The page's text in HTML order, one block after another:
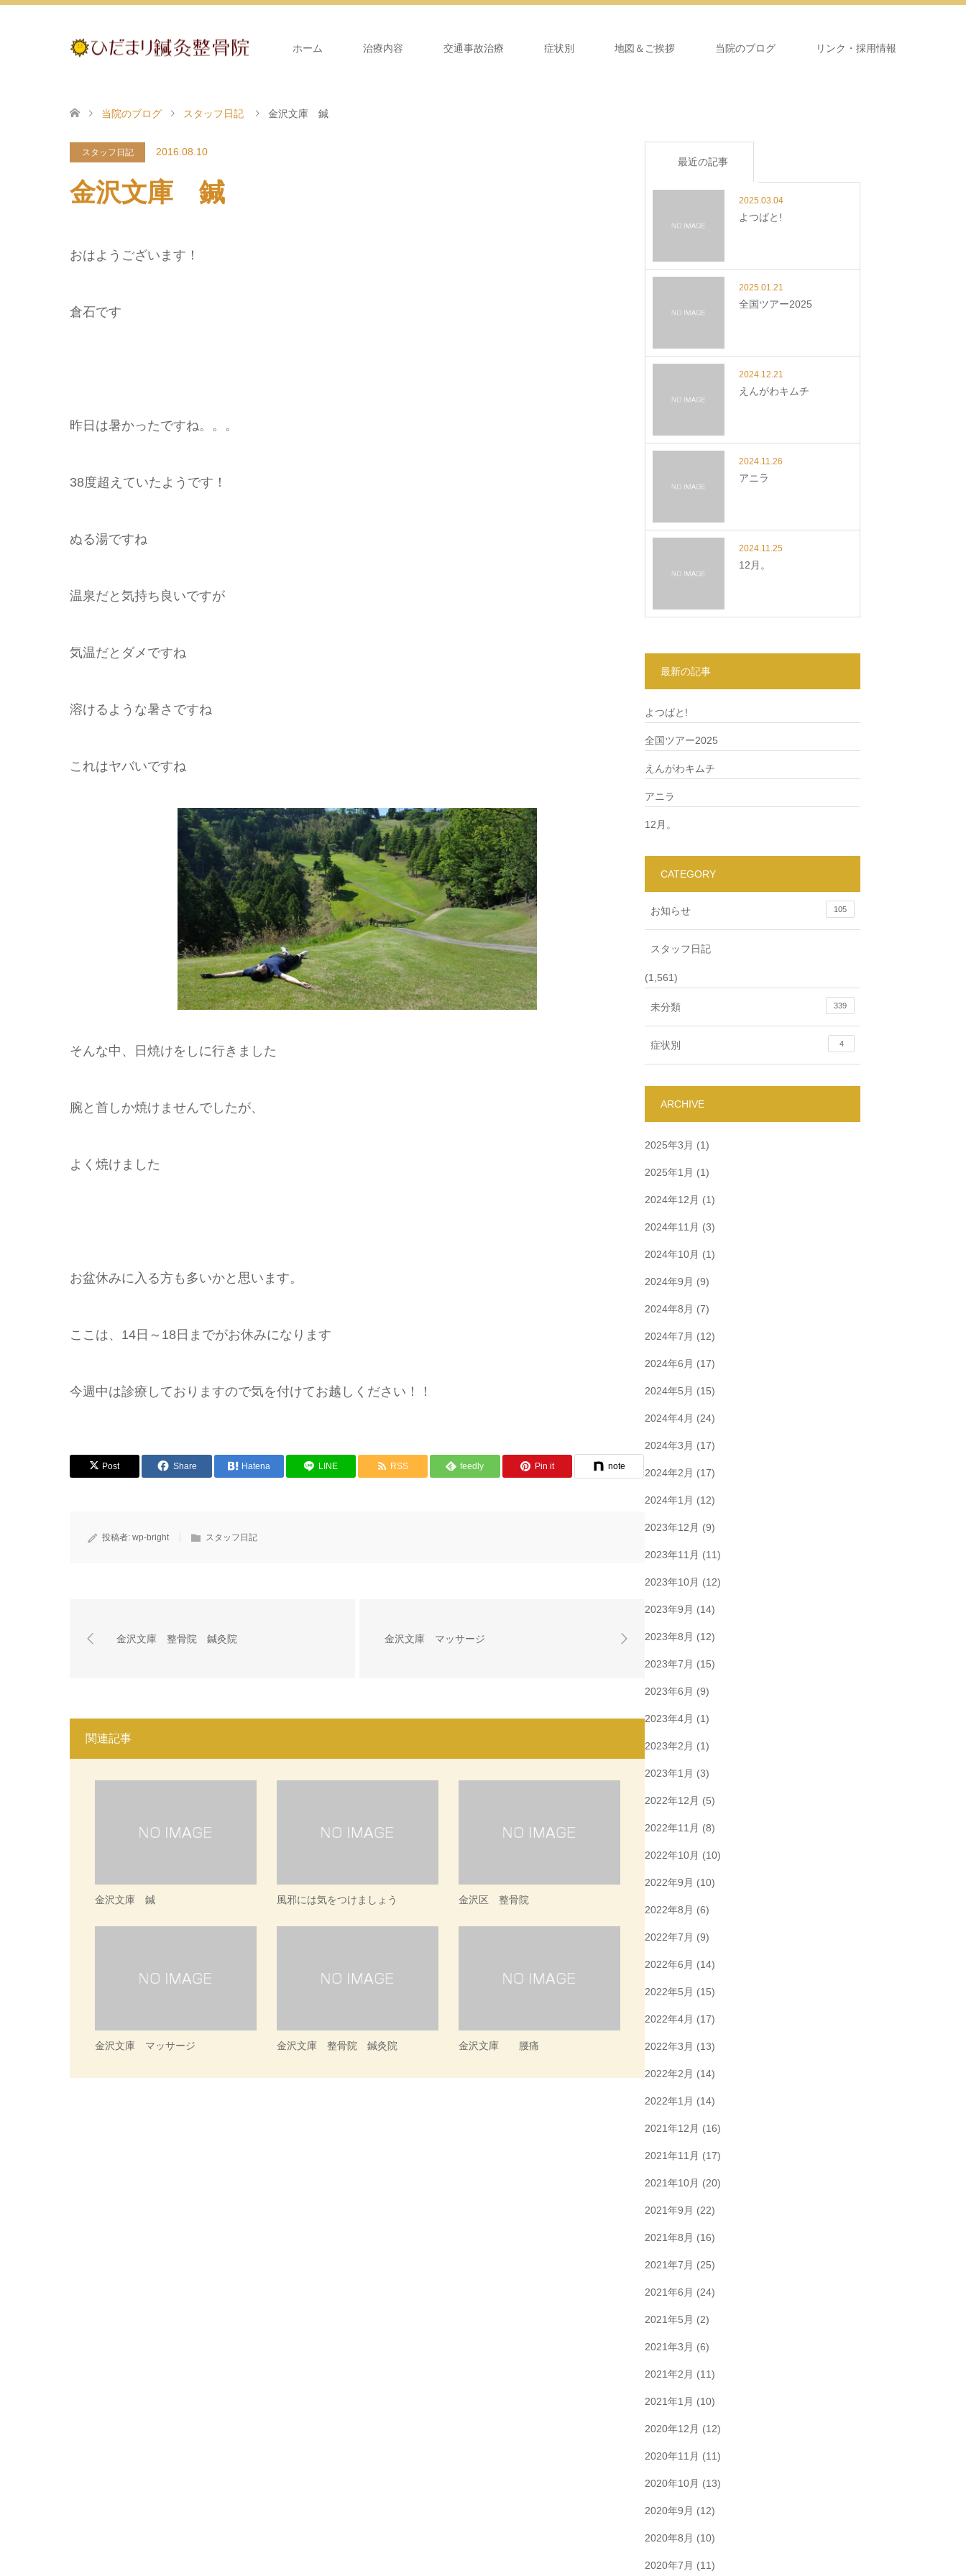
ホーム 治療内容 交通事故治療 症状別 地図＆ご挨拶 当院のブログ リンク・採用情報
当院のブログ スタッフ日記 金沢文庫 鍼
スタッフ日記 2016.08.10
金沢文庫 鍼
おはようございます！
倉石です
昨日は暑かったですね。。。
38度超えていたようです！
ぬる湯ですね
温泉だと気持ち良いですが
気温だとダメですね
溶けるような暑さですね
これはヤバいですね
そんな中、日焼けをしに行きました
腕と首しか焼けませんでしたが、
よく焼けました
お盆休みに入る方も多いかと思います。
ここは、14日～18日までがお休みになります
今週中は診療しておりますので気を付けてお越しください！！
Post Share Hatena LINE RSS feedly Pin it note
投稿者: wp-bright スタッフ日記
金沢文庫 整骨院 鍼灸院 金沢文庫 マッサージ
関連記事
金沢文庫 鍼 風邪には気をつけましょう 金沢区 整骨院
金沢文庫 マッサージ 金沢文庫 整骨院 鍼灸院 金沢文庫 腰痛
最近の記事
2025.03.04
よつばと!
2025.01.21
全国ツアー2025
2024.12.21
えんがわキムチ
2024.11.26
アニラ
2024.11.25
12月。
最新の記事
よつばと!
全国ツアー2025
えんがわキムチ
アニラ
12月。
CATEGORY
お知らせ 105
スタッフ日記
(1,561)
未分類 339
症状別 4
ARCHIVE
2025年3月 (1)
2025年1月 (1)
2024年12月 (1)
2024年11月 (3)
2024年10月 (1)
2024年9月 (9)
2024年8月 (7)
2024年7月 (12)
2024年6月 (17)
2024年5月 (15)
2024年4月 (24)
2024年3月 (17)
2024年2月 (17)
2024年1月 (12)
2023年12月 (9)
2023年11月 (11)
2023年10月 (12)
2023年9月 (14)
2023年8月 (12)
2023年7月 (15)
2023年6月 (9)
2023年4月 (1)
2023年2月 (1)
2023年1月 (3)
2022年12月 (5)
2022年11月 (8)
2022年10月 (10)
2022年9月 (10)
2022年8月 (6)
2022年7月 (9)
2022年6月 (14)
2022年5月 (15)
2022年4月 (17)
2022年3月 (13)
2022年2月 (14)
2022年1月 (14)
2021年12月 (16)
2021年11月 (17)
2021年10月 (20)
2021年9月 (22)
2021年8月 (16)
2021年7月 (25)
2021年6月 (24)
2021年5月 (2)
2021年3月 (6)
2021年2月 (11)
2021年1月 (10)
2020年12月 (12)
2020年11月 (11)
2020年10月 (13)
2020年9月 (12)
2020年8月 (10)
2020年7月 (11)